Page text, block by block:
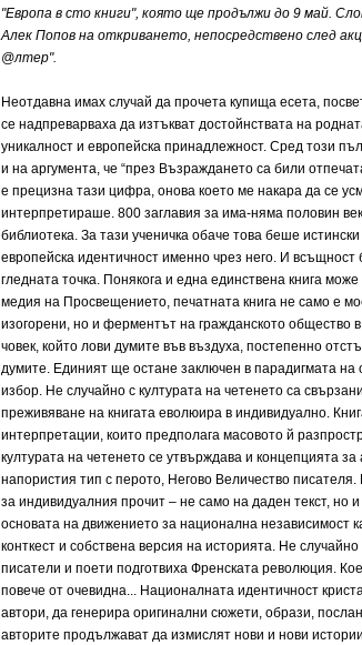
"Европа в сто книги", която ще продължи до 9 май.
Алек Попов на откриването, непосредствено след
@лтер".
Неотдавна имах случай да прочета купища есета,
се надпреварваха да изтъкват достойнствата на
уникалност и европейска принадлежност. Сред този
и на аргумента, че “през Възраждането са били
е прецизна тази цифра, онова което ме накара да се
интерпретираше. 800 заглавия за има-няма половин
библиотека. За тази ученичка обаче това беше
европейска идентичност именно чрез него. И
гледната точка. Понякога и една единствена книга
медия на Просвещението, печатната книга не само е
изогорени, но и ферментът на гражданското
човек, който лови думите във въздуха, постепенно
думите. Единият ще остане заключен в парадигмата на
избор. Не случайно с културата на четенето са
преживяване на книгата еволюира в индивидуално.
интерпретации, които предполага масовото й
културата на четенето се утвърждава и концепцията
напористия тип с перото, Негово Величество
за индивидуалния прочит – не само на даден текст, но
основата на движението за национална независимост
конткест и собствена версия на историята. Не
писатели и поети подготвиха Френската революция.
повече от очевидна... Националната идентичност
автори, да генерира оригинални сюжети, образи,
авторите продължават да измислят нови и нови